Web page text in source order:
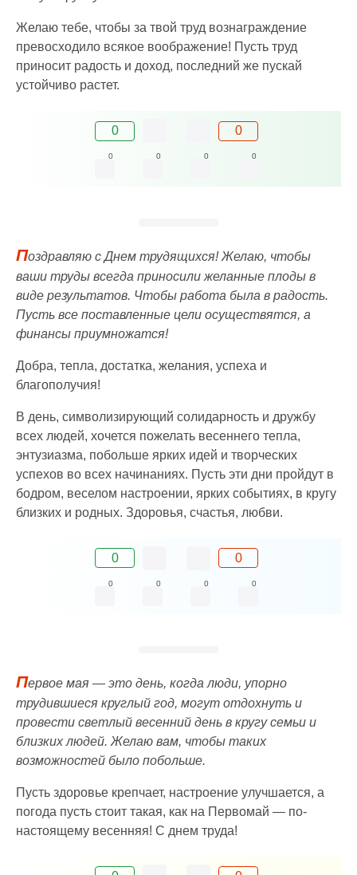
Желаю тебе, чтобы за твой труд вознаграждение
превосходило всякое воображение! Пусть труд
приносит радость и доход, последний же пускай
устойчиво растет.
0 0
0 0 0 0
Поздравляю с Днем трудящихся! Желаю, чтобы
ваши труды всегда приносили желанные плоды в
виде результатов. Чтобы работа была в радость.
Пусть все поставленные цели осуществятся, а
финансы приумножатся!
Добра, тепла, достатка, желания, успеха и
благополучия!
В день, символизирующий солидарность и дружбу
всех людей, хочется пожелать весеннего тепла,
энтузиазма, побольше ярких идей и творческих
успехов во всех начинаниях. Пусть эти дни пройдут в
бодром, веселом настроении, ярких событиях, в кругу
близких и родных. Здоровья, счастья, любви.
0 0
0 0 0 0
Первое мая — это день, когда люди, упорно
трудившиеся круглый год, могут отдохнуть и
провести светлый весенний день в кругу семьи и
близких людей. Желаю вам, чтобы таких
возможностей было побольше.
Пусть здоровье крепчает, настроение улучшается, а
погода пусть стоит такая, как на Первомай — по-
настоящему весенняя! С днем труда!